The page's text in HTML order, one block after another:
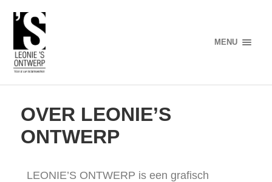
MENU
OVER LEONIE’S
ONTWERP
LEONIE’S ONTWERP is een grafisch